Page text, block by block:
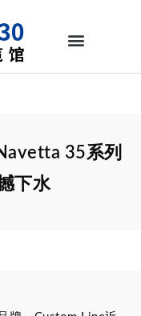
35系列
下水